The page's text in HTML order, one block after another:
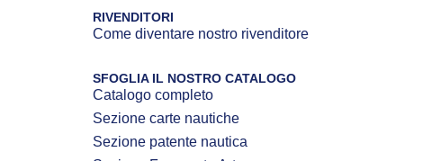
RIVENDITORI
Come diventare nostro rivenditore
SFOGLIA IL NOSTRO CATALOGO
Catalogo completo
Sezione carte nautiche
Sezione patente nautica